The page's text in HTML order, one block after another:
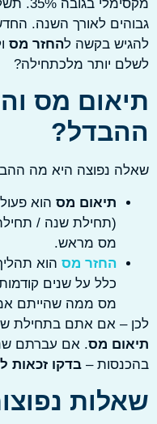
מקסימלי
לאורך השנה. החדשות
בקשה להחזר מס
יותר מלכתחילה?
מס
נפוצה היא מה ההבדל
תיאום מסהוא פעולה
(תחילת שנה / תחילת
מס מראש.
החזר מסהוא תהליך
כלל על שנים קודמות,
מס ממה שהייתם
– אם אתם בתחילת שנה
מס. אם עברתם שנים
–בדקו זכאות